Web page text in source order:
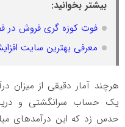
بیشتر بخوانید:
فوت کوزه گری فروش در
معرفی بهترین سایت
هرچند آمار دقیقی از میزان
یک حساب سرانگشتی و
حدس زد که این درآمدهای